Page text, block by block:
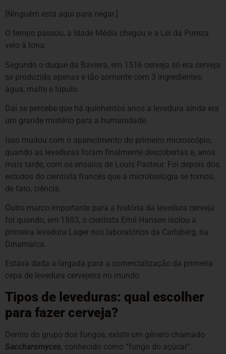
[Ninguém está aqui para negar.]
O tempo passou, a Idade Média chegou e a Lei da Pureza
veio à tona.
Segundo o duque da Baviera, em 1516 cerveja só era cerveja
se produzida apenas e tão somente com 3 ingredientes:
água, malte e lúpulo.
Daí se percebe que há quinhentos anos a levedura ainda era
um grande mistério para a humanidade.
Isso mudou com o aparecimento do primeiro microscópio,
quando as leveduras foram finalmente descobertas e, anos
mais tarde, com os ensaios de Louis Pasteur. Foi depois dos
estudos do cientista francês que a microbiologia se tornou,
de fato, ciência.
Outro marco importante para a história da levedura cerveja
foi quando, em 1883, o cientista Emil Hansen isolou a
primeira levedura Lager nos laboratórios da Carlsberg, na
Dinamarca.
Estava dada a largada para a comercialização da primeira
cepa de levedura cervejeira no mundo.
Tipos de leveduras: qual escolher
para fazer cerveja?
Dentro do grupo dos fungos, existe um gênero chamado
Saccharomyces, conhecido como “fungo do açúcar”.